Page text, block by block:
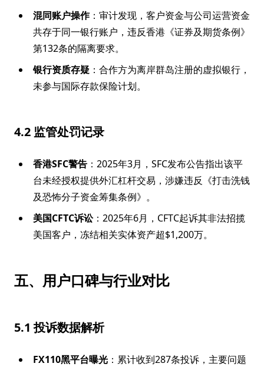
混同账户操作：审计发现，客户资金与公司运营资金
共存于同一银行账户，违反香港《证券及期货条例》
第132条的隔离要求。
银行资质存疑 ：合作方为离岸群岛注册的虚拟银行，
未参与国际存款保险计划。
4.2 监管处罚记录
香港SFC警告 ：2025年3月，SFC发布公告指出该平
台未经授权提供外汇杠杆交易，涉嫌违反《打击洗钱
及恐怖分子资金筹集条例》。
美国CFTC诉讼：2025年6月，CFTC起诉其非法招揽
美国客户，冻结相关实体资产超$1,200万。
五、用户口碑与行业对比
5.1 投诉数据解析
FX110黑平台曝光 ：累计收到287条投诉，主要问题